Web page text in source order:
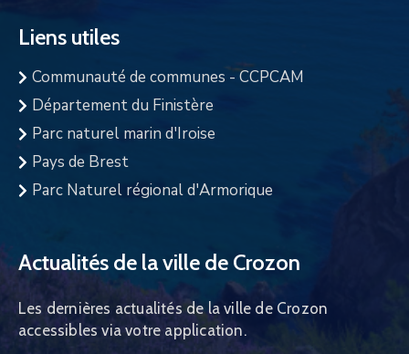
Liens utiles
Communauté de communes - CCPCAM
Département du Finistère
Parc naturel marin d'Iroise
Pays de Brest
Parc Naturel régional d'Armorique
Actualités de la ville de Crozon
Les dernières actualités de la ville de Crozon
accessibles via votre application.